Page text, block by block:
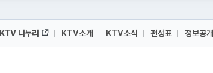
KTV 나누리 KTV소개 KTV소식 편성표 정보공개